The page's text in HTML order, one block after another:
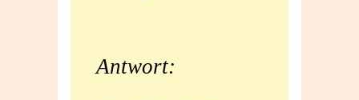
Körper?Antwort: